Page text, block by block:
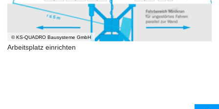
© KS-QUADRO Bausysteme GmbH
Arbeitsplatz einrichten